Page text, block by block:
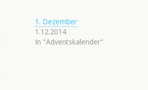
1. Dezember
1.12.2014
In "Adventskalender"